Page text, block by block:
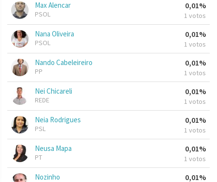
Max Alencar
PSOL
0,01%
1 votos
Nana Oliveira
PSOL
0,01%
1 votos
Nando Cabeleireiro
PP
0,01%
1 votos
Nei Chicareli
REDE
0,01%
1 votos
Neia Rodrigues
PSL
0,01%
1 votos
Neusa Mapa
PT
0,01%
1 votos
Nozinho 0,01%